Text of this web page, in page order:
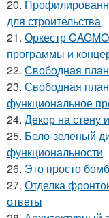
20.
для строительства
21. Оркестр
программы и
22. Свободная
23. Свободная
функциональное
24. Декор на стену
25. Бело-зеленый
функциональности
26. Это просто
27. Отделка
ответы